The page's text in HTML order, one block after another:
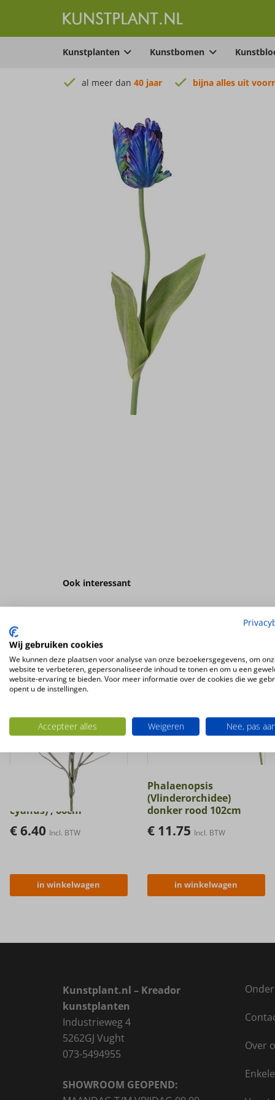
Kunstplanten Kunstbomen
al meer dan 40 jaar bijna alles uit
Ook interessant
Kunstbloem
Korenbloem (Centaurea
cyanus) , 66cm
€6.40 Incl. BTW
in winkelwagen
Phalaenopsis
(Vlinderorchidee)
donker rood 102cm
€11.75 Incl. BTW
in winkelwagen
Kunstplant.nl – Kreador
kunstplanten
Industrieweg 4
5262GJ Vught
073-5494955
SHOWROOM GEOPEND:
Over
Wij gebruiken cookies
We kunnen deze plaatsen voor analyse van onze bezoekersgegevens, om
website te verbeteren, gepersonaliseerde inhoud te tonen en om u een
website-ervaring te bieden. Voor meer informatie over de cookies die we
opent u de instellingen.
Accepteer alles Weigeren Nee, pas